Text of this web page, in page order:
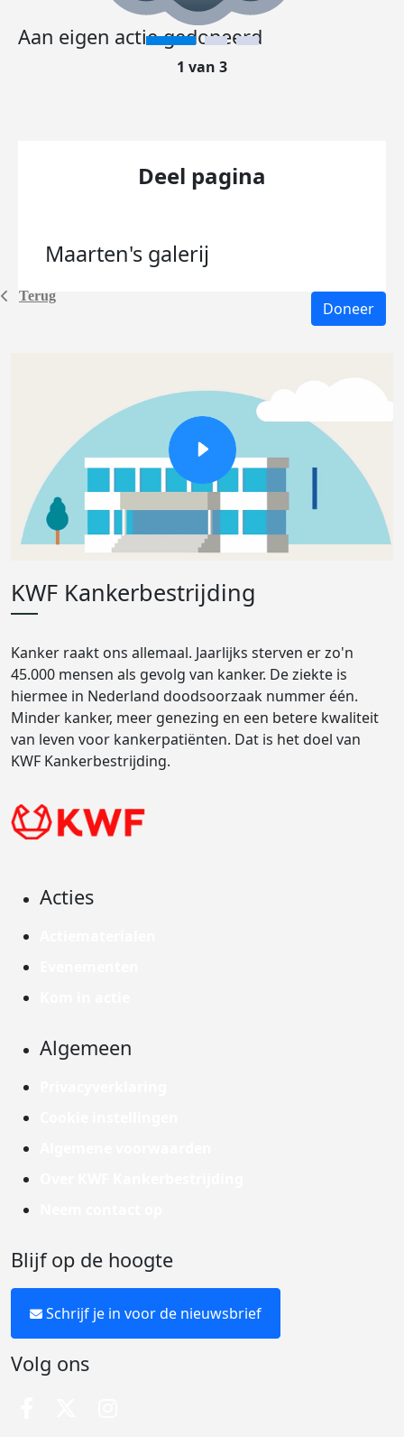
Terug
Aan eigen actie gedoneerd
1 van 3
Deel pagina
Maarten's galerij
Doneer
KWF Kankerbestrijding
Kanker raakt ons allemaal. Jaarlijks sterven er zo'n
45.000 mensen als gevolg van kanker. De ziekte is
hiermee in Nederland doodsoorzaak nummer één.
Minder kanker, meer genezing en een betere kwaliteit
van leven voor kankerpatiënten. Dat is het doel van
KWF Kankerbestrijding.
Acties
Algemeen
Blijf op de hoogte
Schrijf je in voor de nieuwsbrief
Volg ons